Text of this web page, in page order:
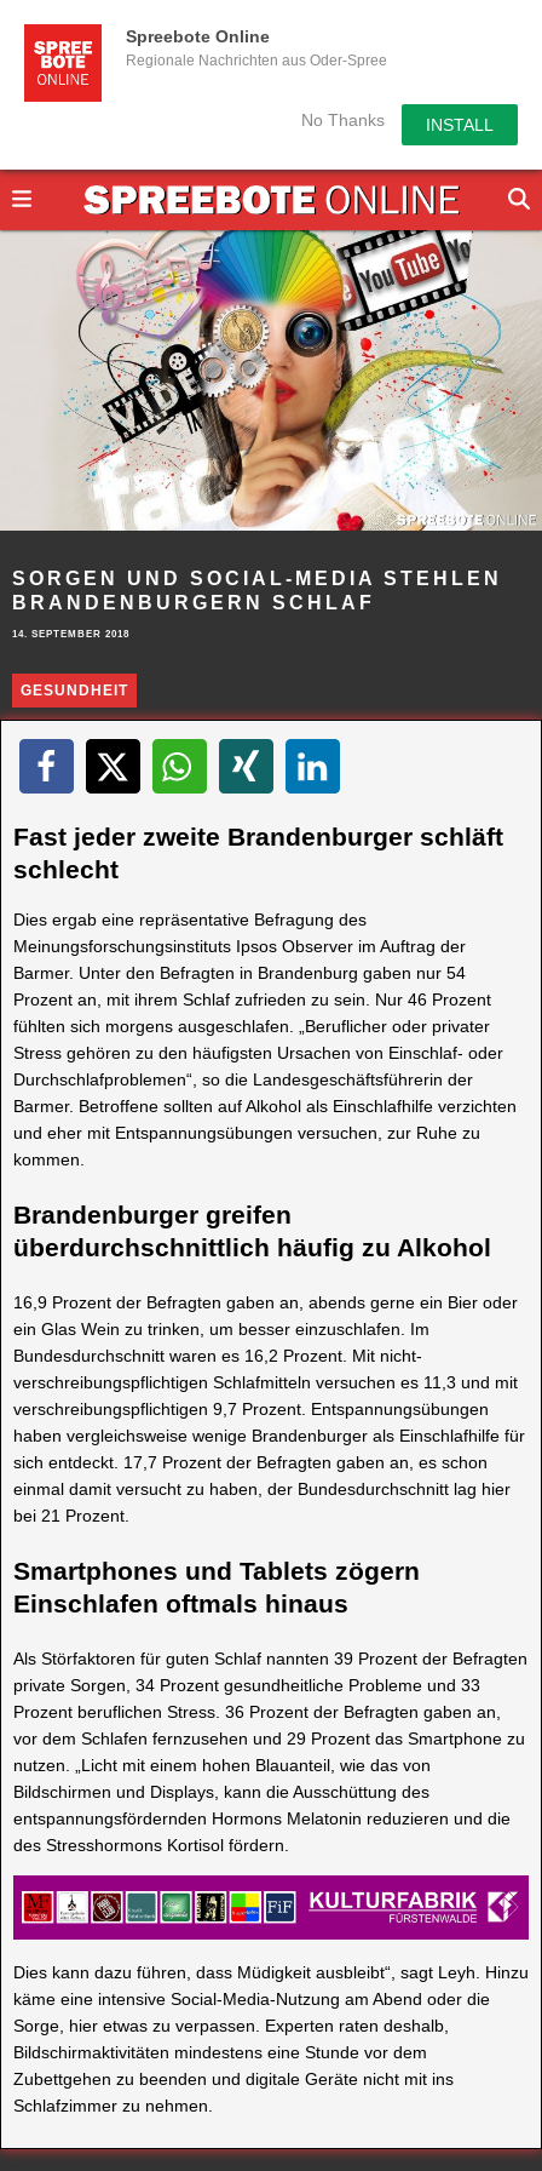
Spreebote Online
Regionale Nachrichten aus Oder-Spree
No Thanks INSTALL
SORGEN UND SOCIAL-MEDIA STEHLEN
BRANDENBURGERN SCHLAF
14. SEPTEMBER 2018
GESUNDHEIT
Fast jeder zweite Brandenburger schläft
schlecht
Dies ergab eine repräsentative Befragung des
Meinungsforschungsinstituts Ipsos Observer im Auftrag der
Barmer. Unter den Befragten in Brandenburg gaben nur 54
Prozent an, mit ihrem Schlaf zufrieden zu sein. Nur 46 Prozent
fühlten sich morgens ausgeschlafen. „Beruflicher oder privater
Stress gehören zu den häufigsten Ursachen von Einschlaf- oder
Durchschlafproblemen“, so die Landesgeschäftsführerin der
Barmer. Betroffene sollten auf Alkohol als Einschlafhilfe verzichten
und eher mit Entspannungsübungen versuchen, zur Ruhe zu
kommen.
Brandenburger greifen
überdurchschnittlich häufig zu Alkohol
16,9 Prozent der Befragten gaben an, abends gerne ein Bier oder
ein Glas Wein zu trinken, um besser einzuschlafen. Im
Bundesdurchschnitt waren es 16,2 Prozent. Mit nicht-
verschreibungspflichtigen Schlafmitteln versuchen es 11,3 und mit
verschreibungspflichtigen 9,7 Prozent. Entspannungsübungen
haben vergleichsweise wenige Brandenburger als Einschlafhilfe für
sich entdeckt. 17,7 Prozent der Befragten gaben an, es schon
einmal damit versucht zu haben, der Bundesdurchschnitt lag hier
bei 21 Prozent.
Smartphones und Tablets zögern
Einschlafen oftmals hinaus
Als Störfaktoren für guten Schlaf nannten 39 Prozent der Befragten
private Sorgen, 34 Prozent gesundheitliche Probleme und 33
Prozent beruflichen Stress. 36 Prozent der Befragten gaben an,
vor dem Schlafen fernzusehen und 29 Prozent das Smartphone zu
nutzen. „Licht mit einem hohen Blauanteil, wie das von
Bildschirmen und Displays, kann die Ausschüttung des
entspannungsfördernden Hormons Melatonin reduzieren und die
des Stresshormons Kortisol fördern.
Dies kann dazu führen, dass Müdigkeit ausbleibt“, sagt Leyh. Hinzu
käme eine intensive Social-Media-Nutzung am Abend oder die
Sorge, hier etwas zu verpassen. Experten raten deshalb,
Bildschirmaktivitäten mindestens eine Stunde vor dem
Zubettgehen zu beenden und digitale Geräte nicht mit ins
Schlafzimmer zu nehmen.